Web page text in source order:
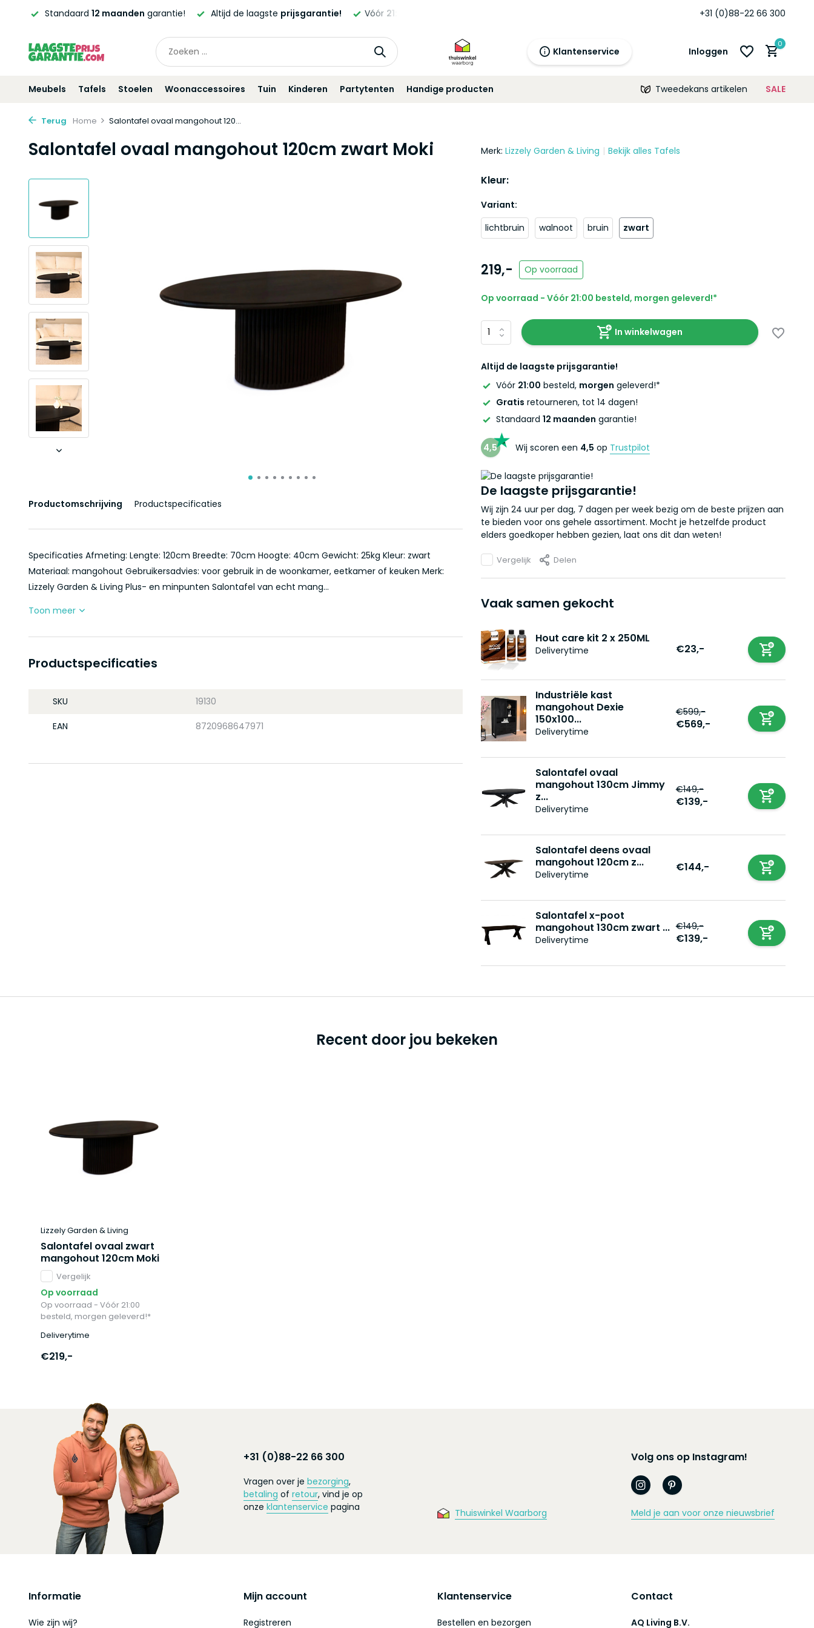
Altijd de laagsteprijsgarantie! Vóór21:00 besteld,morgengeleverd!* Standaard +31 (0)88-22 66 300
Klantenservice Inloggen
morgen
0
Meubels Tafels Stoelen Woonaccessoires Tuin Kinderen Partytenten Handige producten Tweedekans artikelen SALE
Terug Home Salontafel ovaal mangohout 120...
Salontafel ovaal mangohout 120cm zwart Moki
Productomschrijving Productspecificaties
Specificaties Afmeting: Lengte: 120cm Breedte: 70cm Hoogte: 40cm Gewicht: 25kg Kleur: zwart
Materiaal: mangohout Gebruikersadvies: voor gebruik in de woonkamer, eetkamer of keuken Merk:
Lizzely Garden & Living Plus- en minpunten Salontafel van echt mang...
Toon meer
Productspecificaties
SKU 19130
EAN 8720968647971
Merk: Lizzely Garden & Living Bekijk alles Tafels
Kleur:
Variant:
lichtbruin
walnoot bruin zwart
219,- Op voorraad
Op voorraad - Vóór 21:00 besteld, morgen geleverd!*
In winkelwagen
Altijd de laagste prijsgarantie!
Vóór 21:00 besteld, morgen geleverd!*
Gratis retourneren, tot 14 dagen!
Standaard 12 maanden garantie!
4,5 Wij scoren een 4,5 op Trustpilot
De laagste prijsgarantie!
Wij zijn 24 uur per dag, 7 dagen per week bezig om de beste prijzen aan
te bieden voor ons gehele assortiment. Mocht je hetzelfde product
elders goedkoper hebben gezien, laat ons dit dan weten!
Vergelijk Delen
Vaak samen gekocht
Hout care kit 2 x 250ML
Deliverytime €23,-
Industriële kast
mangohout Dexie
150x100...
Deliverytime
€599,-
€569,-
Salontafel ovaal
mangohout 130cm Jimmy
z...
Deliverytime
€149,-
€139,-
Salontafel deens ovaal
mangohout 120cm z...
Deliverytime
€144,-
Salontafel x-poot
mangohout 130cm zwart ...
Deliverytime
€149,-
€139,-
Recent door jou bekeken
Lizzely Garden & Living
Salontafel ovaal zwart
mangohout 120cm Moki
Vergelijk
Op voorraad
Op voorraad - Vóór 21:00
besteld, morgen geleverd!*
Deliverytime
€219,-
+31 (0)88-22 66 300
Vragen over je bezorging,
betaling of retour, vind je op
onze klantenservice pagina Thuiswinkel Waarborg
Volg ons op Instagram!
Meld je aan voor onze nieuwsbrief
Informatie
Wie zijn wij?
Mijn account
Registreren
Klantenservice
Bestellen en bezorgen
Contact
AQ Living B.V.